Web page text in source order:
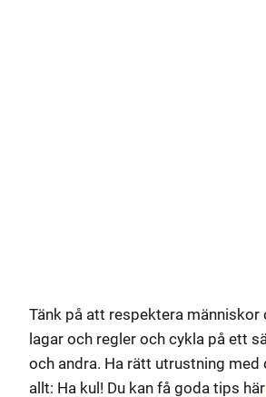
Tänk på att respektera människor
lagar och regler och cykla på ett
och andra. Ha rätt utrustning
allt: Ha kul! Du kan få goda tips här